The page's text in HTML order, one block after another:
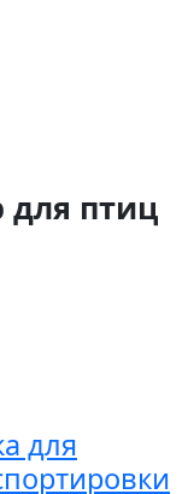
для птиц
для